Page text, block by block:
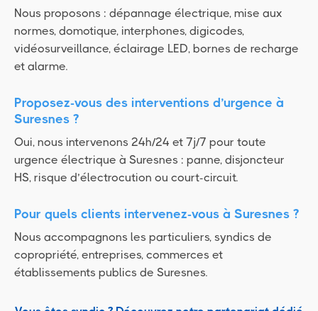
Nous proposons : dépannage électrique, mise aux
normes, domotique, interphones, digicodes,
vidéosurveillance, éclairage LED, bornes de recharge
et alarme.
Proposez-vous des interventions d’urgence à
Suresnes ?
Oui, nous intervenons 24h/24 et 7j/7 pour toute
urgence électrique à Suresnes : panne, disjoncteur
HS, risque d’électrocution ou court-circuit.
Pour quels clients intervenez-vous à Suresnes ?
Nous accompagnons les particuliers, syndics de
copropriété, entreprises, commerces et
établissements publics de Suresnes.